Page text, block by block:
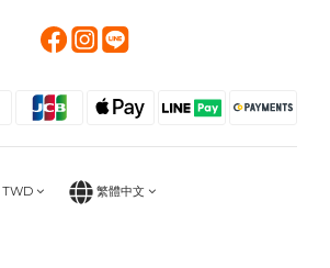
TWD 繁體中文